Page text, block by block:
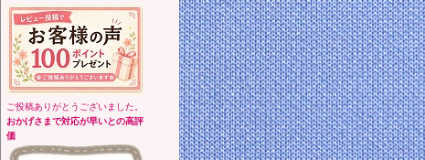
ご投稿ありがとうございました。
おかげさまで対応が早いとの高評
価